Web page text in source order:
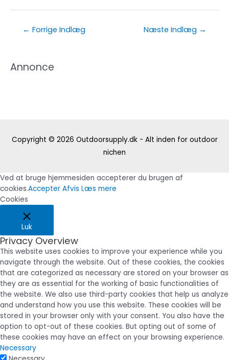
Indlægsnavigation
← Forrige Indlæg Næste Indlæg →
Annonce
Copyright © 2026 Outdoorsupply.dk - Alt inden for outdoor
nichen
Ved at bruge hjemmesiden accepterer du brugen af
cookies.Accepter Afvis Læs mere
Cookies
Luk
Privacy Overview
This website uses cookies to improve your experience while you
navigate through the website. Out of these cookies, the cookies
that are categorized as necessary are stored on your browser as
they are as essential for the working of basic functionalities of
the website. We also use third-party cookies that help us analyze
and understand how you use this website. These cookies will be
stored in your browser only with your consent. You also have the
option to opt-out of these cookies. But opting out of some of
these cookies may have an effect on your browsing experience.
Necessary